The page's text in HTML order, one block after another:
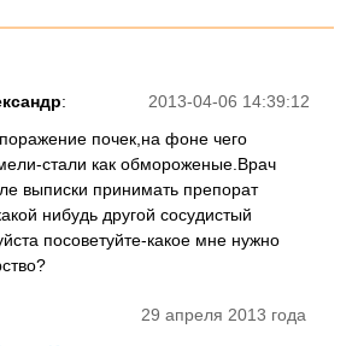
2013-04-06 14:39:12
:
почек,на фоне чего
стали как обмороженые.Врач
выписки принимать препорат
нибудь другой сосудистый
посоветуйте-какое мне нужно
29 апреля 2013 года